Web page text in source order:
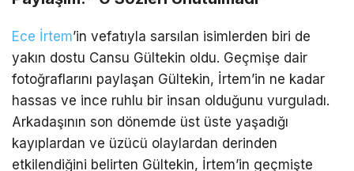
Ece İrtem’in vefatıyla sarsılan isimlerden biri de
yakın dostu Cansu Gültekin oldu. Geçmişe dair
fotoğraflarını paylaşan Gültekin, İrtem’in ne kadar
hassas ve ince ruhlu bir insan olduğunu vurguladı.
Arkadaşının son dönemde üst üste yaşadığı
kayıplardan ve üzücü olaylardan derinden
etkilendiğini belirten Gültekin, İrtem’in geçmişte